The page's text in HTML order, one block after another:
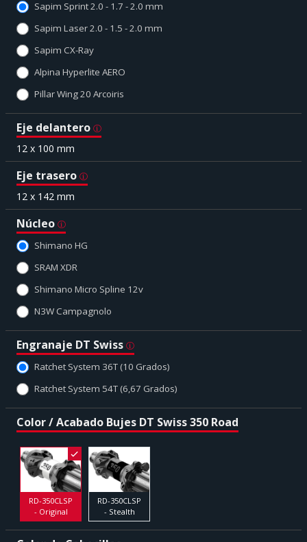
Sapim Sprint 2.0 - 1.7 - 2.0 mm
Sapim Laser 2.0 - 1.5 - 2.0 mm
Sapim CX-Ray
Alpina Hyperlite AERO
Pillar Wing 20 Arcoiris
Eje delantero
12 x 100 mm
Eje trasero
12 x 142 mm
Núcleo
Shimano HG
SRAM XDR
Shimano Micro Spline 12v
N3W Campagnolo
Engranaje DT Swiss
Ratchet System 36T (10 Grados)
Ratchet System 54T (6,67 Grados)
Color / Acabado Bujes DT Swiss 350 Road
RD-350CLSP
- Original
RD-350CLSP
- Stealth